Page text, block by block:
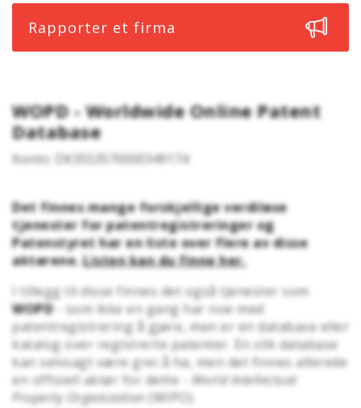
Rapporter et firma
WOPD - Worldwide Online Patent
Database
Konto: DK3553570000349174
Det finnes mange forskjellige verdiløse
tjenester for patentregistreringer og
Patenstyret har en liste over flere av disse
aktørene.Listen kan du finne her.
I tillegg til disse finnes det også tjenester som
WOPD- som ikke en gang har noe med
patentregistrering å gjøre, men er en database eller
katalog over registrerte patenter. En slik database
kan selvsagt være grei å ha, men det finnes allerede
en offisiell aktør for dette - World Intellectual
Property Organization(WIPO).